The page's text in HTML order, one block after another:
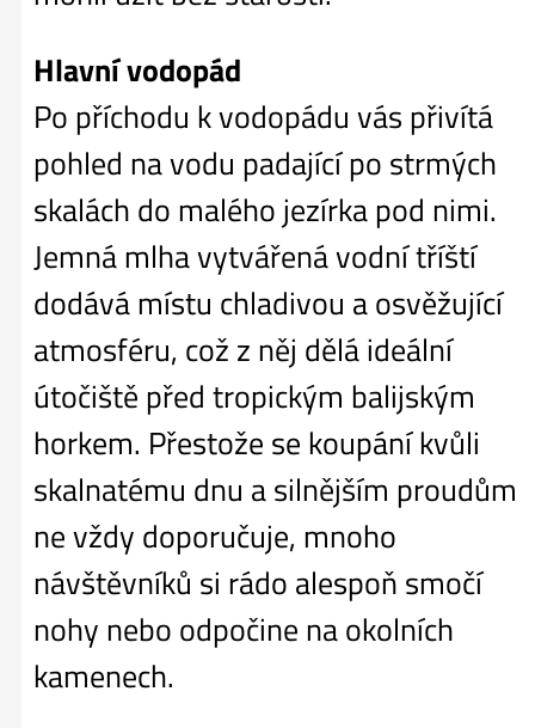
Hlavní vodopád
Po příchodu k vodopádu vás přivítá
pohled na vodu padající po strmých
skalách do malého jezírka pod nimi.
Jemná mlha vytvářená vodní tříští
dodává místu chladivou a osvěžující
atmosféru, což z něj dělá ideální
útočiště před tropickým balijským
horkem. Přestože se koupání kvůli
skalnatému dnu a silnějším proudům
ne vždy doporučuje, mnoho
návštěvníků si rádo alespoň smočí
nohy nebo odpočine na okolních
kamenech.